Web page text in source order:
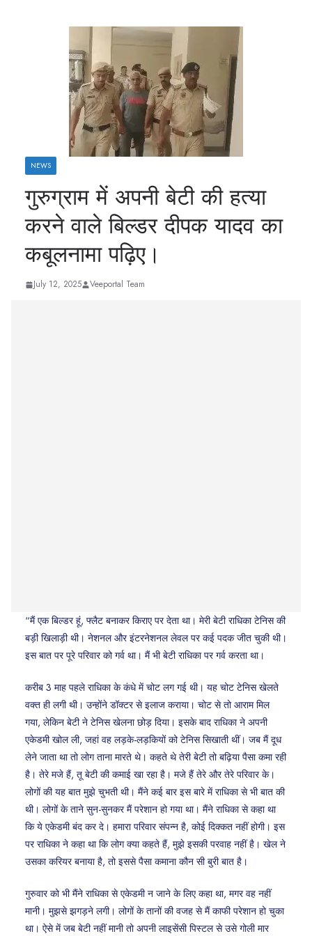
NEWS
गुरुग्राम में अपनी बेटी की हत्या
करने वाले बिल्डर दीपक यादव का
कबूलनामा पढ़िए।
July 12, 2025 Veeportal Team
“मैं एक बिल्डर हूं, फ्लैट बनाकर किराए पर देता था। मेरी बेटी राधिका टेनिस की
बड़ी खिलाड़ी थी। नेशनल और इंटरनेशनल लेवल पर कई पदक जीत चुकी थी।
इस बात पर पूरे परिवार को गर्व था। मैं भी बेटी राधिका पर गर्व करता था।
करीब 3 माह पहले राधिका के कंधे में चोट लग गई थी। यह चोट टेनिस खेलते
वक्त ही लगी थी। उन्होंने डॉक्टर से इलाज कराया। चोट से तो आराम मिल
गया, लेकिन बेटी ने टेनिस खेलना छोड़ दिया। इसके बाद राधिका ने अपनी
एकेडमी खोल ली, जहां वह लड़के-लड़कियों को टेनिस सिखाती थीं। जब मैं दूध
लेने जाता था तो लोग ताना मारते थे। कहते थे तेरी बेटी तो बढ़िया पैसा कमा रही
है। तेरे मजे हैं, तू बेटी की कमाई खा रहा है। मजे हैं तेरे और तेरे परिवार के।
लोगों की यह बात मुझे चुभती थी। मैंने कई बार इस बारे में राधिका से भी बात की
थी। लोगों के ताने सुन-सुनकर मैं परेशान हो गया था। मैंने राधिका से कहा था
कि ये एकेडमी बंद कर दे। हमारा परिवार संपन्न है, कोई दिक्कत नहीं होगी। इस
पर राधिका ने कहा था कि लोग क्या कहते हैं, मुझे इसकी परवाह नहीं है। खेल ने
उसका करियर बनाया है, तो इससे पैसा कमाना कौन सी बुरी बात है।
गुरुवार को भी मैंने राधिका से एकेडमी न जाने के लिए कहा था, मगर वह नहीं
मानी। मुझसे झगड़ने लगी। लोगों के तानों की वजह से मैं काफी परेशान हो चुका
था। ऐसे में जब बेटी नहीं मानी तो अपनी लाइसेंसी पिस्टल से उसे गोली मार